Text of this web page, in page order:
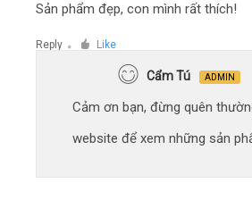
Sản phẩm đẹp, con mình rất thích!
Reply ● Like
Cẩm Tú ADMIN
Cảm ơn bạn, đừng quên
website để xem những sản